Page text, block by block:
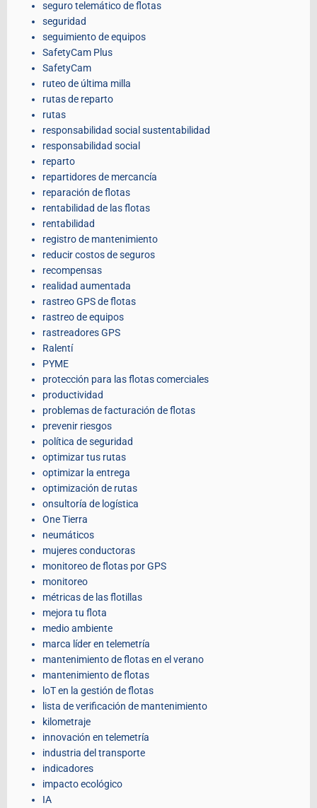
seguro telemático de flotas
seguridad
seguimiento de equipos
SafetyCam Plus
SafetyCam
ruteo de última milla
rutas de reparto
rutas
responsabilidad social sustentabilidad
responsabilidad social
reparto
repartidores de mercancía
reparación de flotas
rentabilidad de las flotas
rentabilidad
registro de mantenimiento
reducir costos de seguros
recompensas
realidad aumentada
rastreo GPS de flotas
rastreo de equipos
rastreadores GPS
Ralentí
PYME
protección para las flotas comerciales
productividad
problemas de facturación de flotas
prevenir riesgos
política de seguridad
optimizar tus rutas
optimizar la entrega
optimización de rutas
onsultoría de logística
One Tierra
neumáticos
mujeres conductoras
monitoreo de flotas por GPS
monitoreo
métricas de las flotillas
mejora tu flota
medio ambiente
marca líder en telemetría
mantenimiento de flotas en el verano
mantenimiento de flotas
loT en la gestión de flotas
lista de verificación de mantenimiento
kilometraje
innovación en telemetría
industria del transporte
indicadores
impacto ecológico
IA